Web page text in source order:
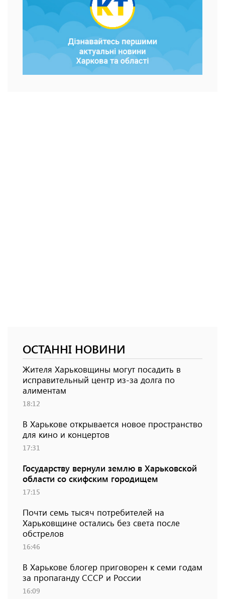
ОСТАННІ НОВИНИ
Жителя Харьковщины могут посадить в
исправительный центр из-за долга по
алиментам
18:12
В Харькове открывается новое пространство
для кино и концертов
17:31
Государству вернули землю в Харьковской
области со скифским городищем
17:15
Почти семь тысяч потребителей на
Харьковщине остались без света после
обстрелов
16:46
В Харькове блогер приговорен к семи годам
за пропаганду СССР и России
16:09